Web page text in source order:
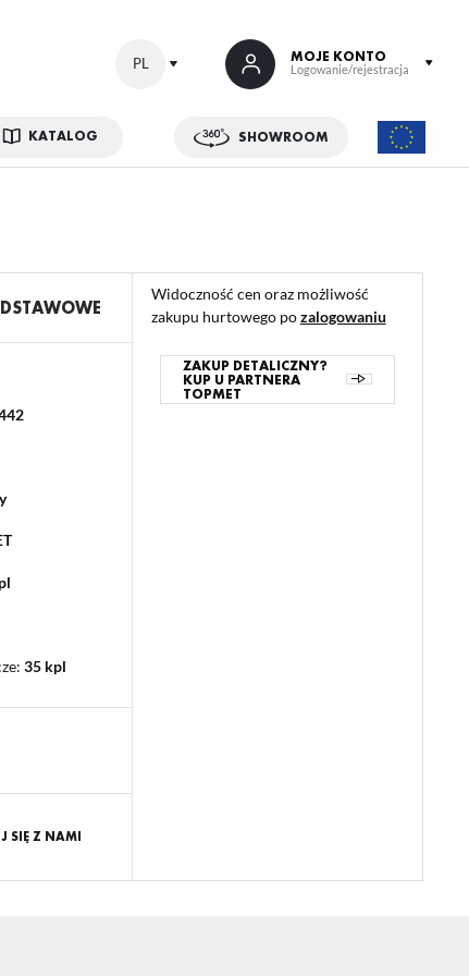
PL MOJE KONTO
Logowanie/rejestracja
KATALOG SHOWROOM
swoich danych przy kolejnych zakupach
i kuponów promocyjnych
:35 kpl
SIĘ Z NAMI
Widoczność cen oraz możliwość
zakupu hurtowego pozalogowaniu
ZAKUP DETALICZNY?
KUP U PARTNERA
TOPMET